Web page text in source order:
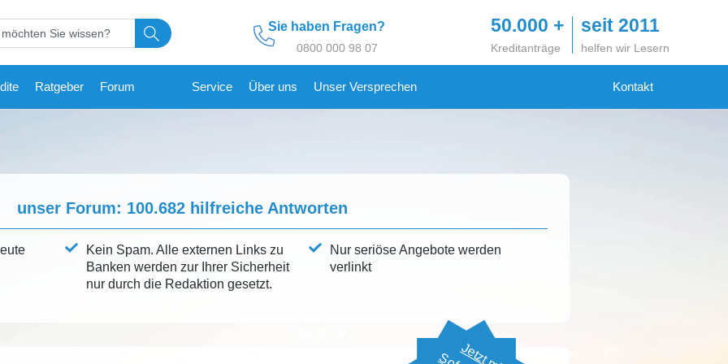
Sie haben Fragen?
0800 000 98 07
50.000 +
Kreditanträge
seit 2011
helfen wir Lesern
Ratgeber Forum Service Über uns Unser Versprechen Kontakt
unser Forum: 100.682hilfreiche Antworten
Kein Spam. Alle externen Links zu
Banken werden zur Ihrer Sicherheit
nur durch die Redaktion gesetzt.
Nur seriöse Angebote werden
verlinkt